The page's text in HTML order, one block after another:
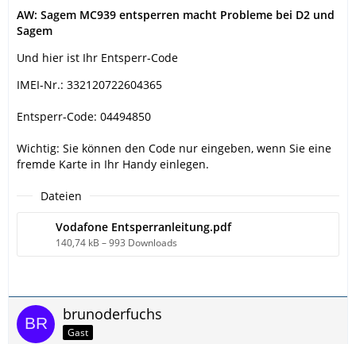
AW: Sagem MC939 entsperren macht Probleme bei D2 und
Sagem
Und hier ist Ihr Entsperr-Code
IMEI-Nr.: 332120722604365
Entsperr-Code: 04494850
Wichtig: Sie können den Code nur eingeben, wenn Sie eine
fremde Karte in Ihr Handy einlegen.
Dateien
Vodafone Entsperranleitung.pdf
140,74 kB – 993 Downloads
brunoderfuchs
Gast